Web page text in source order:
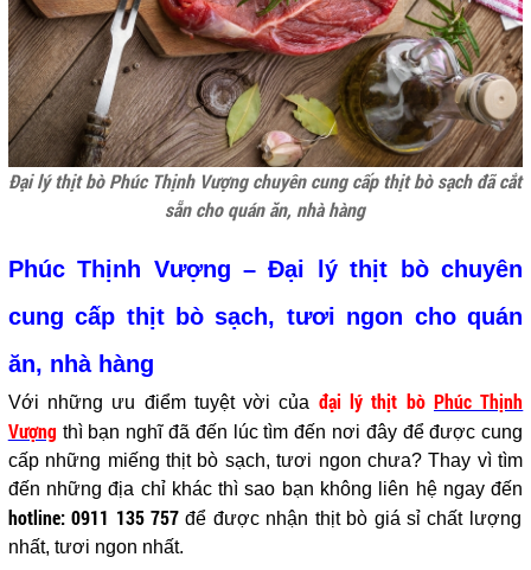
Đại lý thịt bò Phúc Thịnh Vượng chuyên cung cấp thịt bò sạch đã cắt
sẵn cho quán ăn, nhà hàng
Phúc Thịnh Vượng – Đại lý thịt bò chuyên
cung cấp thịt bò sạch, tươi ngon cho quán
ăn, nhà hàng
Với những ưu điểm tuyệt vời của đại lý thịt bò Phúc Thịnh
Vượng thì bạn nghĩ đã đến lúc tìm đến nơi đây để được cung
cấp những miếng thịt bò sạch, tươi ngon chưa? Thay vì tìm
đến những địa chỉ khác thì sao bạn không liên hệ ngay đến
hotline: 0911 135 757 để được nhận thịt bò giá sỉ chất lượng
nhất, tươi ngon nhất.